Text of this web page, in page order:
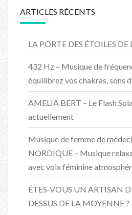
ARTICLES RÉCENTS
LA PORTE DES ÉTOILES DE
432 Hz – Musique de
équilibrez vos chakras, sons
AMELIA BERT – Le Flash
actuellement
Musique de femme de
NORDIQUE – Musique
avec voix féminine
ÊTES-VOUS UN ARTISAN
DESSUS DE LA MOYENNE ?